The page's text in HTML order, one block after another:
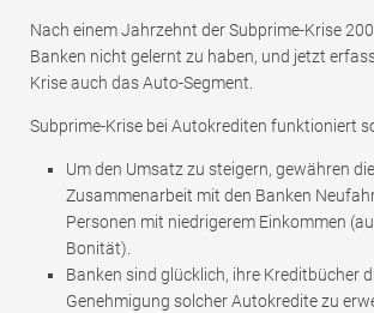
Nach einem Jahrzehnt der Subprime-Krise
Banken nicht gelernt zu haben, und jetzt
Krise auch das Auto-Segment.
Subprime-Krise bei Autokrediten funktioniert
Um den Umsatz zu steigern, gewähren
Zusammenarbeit mit den Banken
Personen mit niedrigerem Einkommen
Bonität).
Banken sind glücklich, ihre Kreditbücher
Genehmigung solcher Autokredite zu